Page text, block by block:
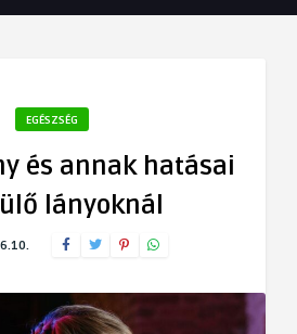
EGÉSZSÉG
és annak hatásai
lányoknál